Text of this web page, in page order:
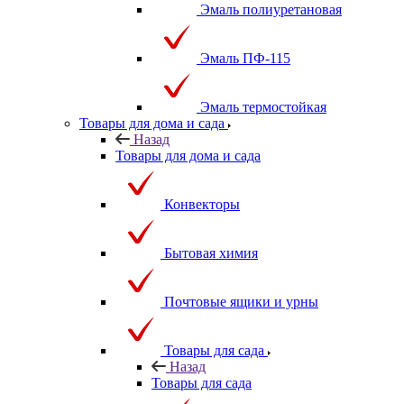
Эмаль полиуретановая
Эмаль ПФ-115
Эмаль термостойкая
Товары для дома и сада
Назад
Товары для дома и сада
Конвекторы
Бытовая химия
Почтовые ящики и урны
Товары для сада
Назад
Товары для сада